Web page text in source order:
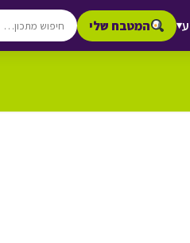
▾ המטבח שלי